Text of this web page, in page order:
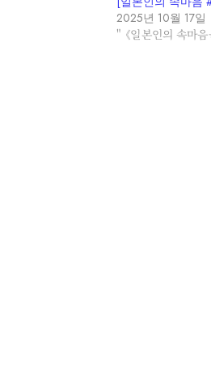
2025년 10월 17일
"《일본인의 속마